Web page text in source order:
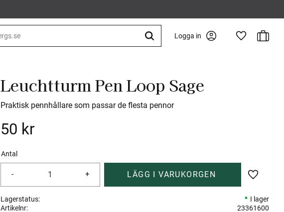
Logga in Favoriter
Leuchtturm Pen Loop Sage
Praktisk pennhållare som passar de flesta pennor
50 kr
Antal
+
-
Lägg till
Lagerstatus
I lager
Artikelnr
23361600